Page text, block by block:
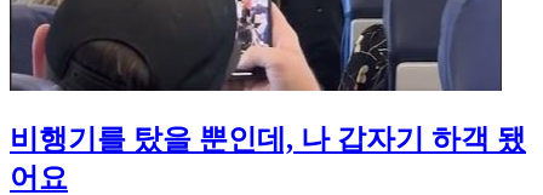
비행기를 탔을 뿐인데, 나 갑자기 하객 됐
어요